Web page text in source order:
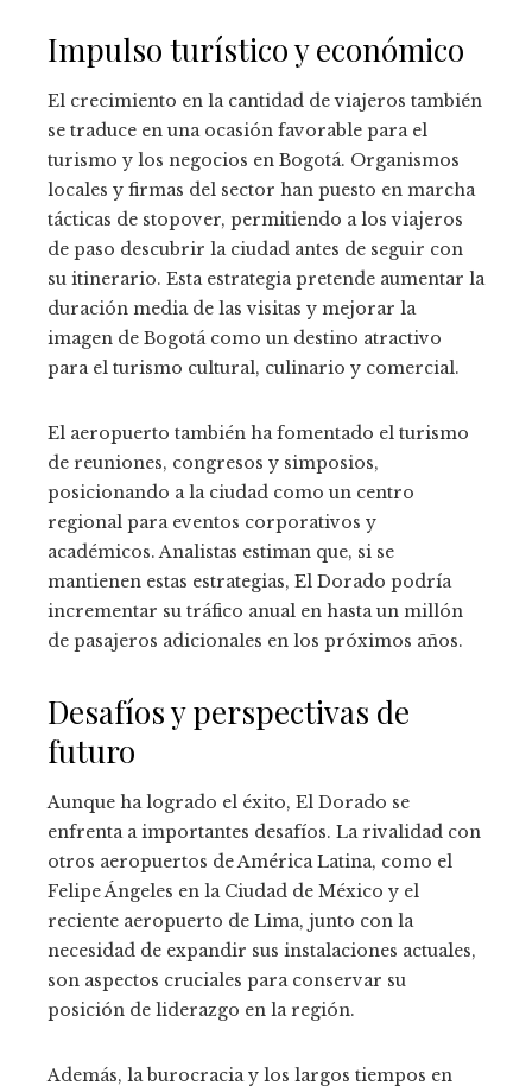
Impulso turístico y económico
El crecimiento en la cantidad de viajeros también
se traduce en una ocasión favorable para el
turismo y los negocios en Bogotá. Organismos
locales y firmas del sector han puesto en marcha
tácticas de stopover, permitiendo a los viajeros
de paso descubrir la ciudad antes de seguir con
su itinerario. Esta estrategia pretende aumentar la
duración media de las visitas y mejorar la
imagen de Bogotá como un destino atractivo
para el turismo cultural, culinario y comercial.
El aeropuerto también ha fomentado el turismo
de reuniones, congresos y simposios,
posicionando a la ciudad como un centro
regional para eventos corporativos y
académicos. Analistas estiman que, si se
mantienen estas estrategias, El Dorado podría
incrementar su tráfico anual en hasta un millón
de pasajeros adicionales en los próximos años.
Desafíos y perspectivas de
futuro
Aunque ha logrado el éxito, El Dorado se
enfrenta a importantes desafíos. La rivalidad con
otros aeropuertos de América Latina, como el
Felipe Ángeles en la Ciudad de México y el
reciente aeropuerto de Lima, junto con la
necesidad de expandir sus instalaciones actuales,
son aspectos cruciales para conservar su
posición de liderazgo en la región.
Además, la burocracia y los largos tiempos en